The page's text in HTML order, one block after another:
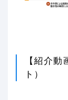
【紹介
ト）